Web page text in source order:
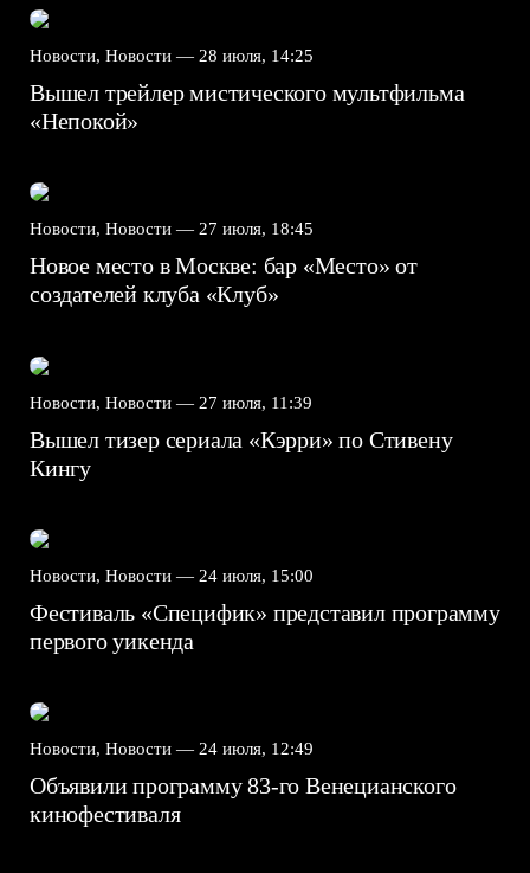
Новости, Новости — 28 июля, 14:25
Вышел трейлер мистического мультфильма
«Непокой»
Новости, Новости — 27 июля, 18:45
Новое место в Москве: бар «Место» от
создателей клуба «Клуб»
Новости, Новости — 27 июля, 11:39
Вышел тизер сериала «Кэрри» по Стивену
Кингу
Новости, Новости — 24 июля, 15:00
Фестиваль «Специфик» представил программу
первого уикенда
Новости, Новости — 24 июля, 12:49
Объявили программу 83-го Венецианского
кинофестиваля